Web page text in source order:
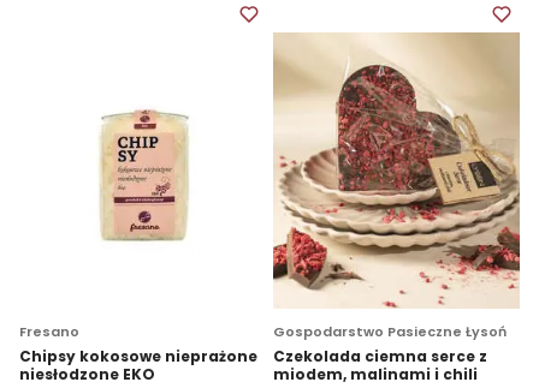
Fresano
Chipsy kokosowe nieprażone
niesłodzone EKO
Gospodarstwo Pasieczne Łysoń
Czekolada ciemna serce z
miodem, malinami i chili